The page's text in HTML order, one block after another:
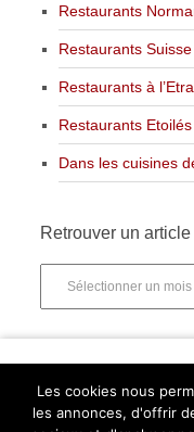
Restaurants
Restaurants Suisse
Restaurants à
Restaurants
Dans les cuisines
Retrouver un article
Les cookies nous
les annonces, d'offrir